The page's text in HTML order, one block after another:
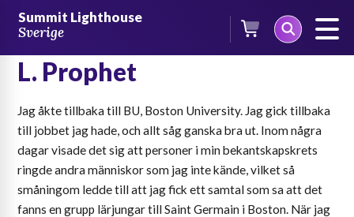
Summit Lighthouse
Sverige
Jag hittar min lärare, Mark
L. Prophet
Jag åkte tillbaka till BU, Boston University. Jag gick tillbaka
till jobbet jag hade, och allt såg ganska bra ut. Inom några
dagar visade det sig att personer i min bekantskapskrets
ringde andra människor som jag inte kände, vilket så
småningom ledde till att jag fick ett samtal som sa att det
fanns en grupp lärjungar till Saint Germain i Boston. När jag